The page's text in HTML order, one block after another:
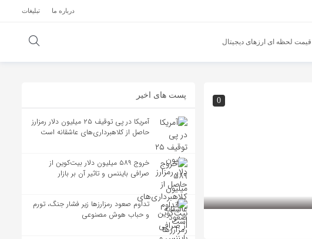
درباره ما تبلیغات
قیمت لحظه ای ارزهای دیجیتال
0
پست های اخیر
آمریکا در پی توقیف ۲۵ میلیون دلار رمزارز
حاصل از کلاهبرداری‌های عاشقانه است
خروج ۵۸۹ میلیون دلار بیت‌کوین از
صرافی بایننس و تاثیر آن بر بازار
تداوم صعود رمزارزها زیر فشار جنگ، تورم
و حباب هوش مصنوعی